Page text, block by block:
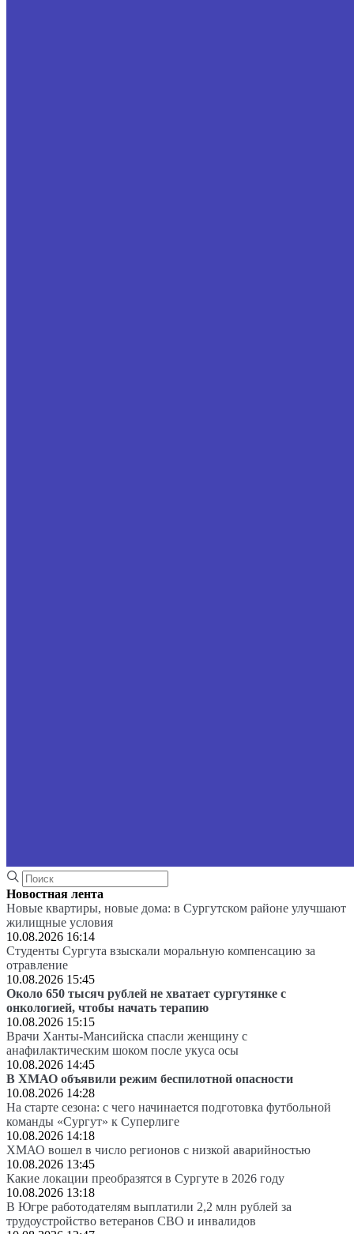
Новостная лента
Новые квартиры, новые дома: в Сургутском районе улучшают
жилищные условия
10.08.2026 16:14
Студенты Сургута взыскали моральную компенсацию за
отравление
10.08.2026 15:45
Около 650 тысяч рублей не хватает сургутянке с
онкологией, чтобы начать терапию
10.08.2026 15:15
Врачи Ханты-Мансийска спасли женщину с
анафилактическим шоком после укуса осы
10.08.2026 14:45
В ХМАО объявили режим беспилотной опасности
10.08.2026 14:28
На старте сезона: с чего начинается подготовка футбольной
команды «Сургут» к Суперлиге
10.08.2026 14:18
ХМАО вошел в число регионов с низкой аварийностью
10.08.2026 13:45
Какие локации преобразятся в Сургуте в 2026 году
10.08.2026 13:18
В Югре работодателям выплатили 2,2 млн рублей за
трудоустройство ветеранов СВО и инвалидов